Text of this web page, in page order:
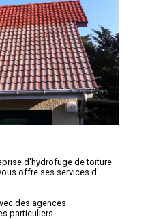
d'hydrofuge de toiture
offre ses services d'
des agences
particuliers.